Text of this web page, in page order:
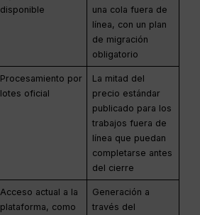
disponible
una cola fuera de
línea, con un plan
de migración
obligatorio
Procesamiento por
lotes oficial
La mitad del
precio estándar
publicado para los
trabajos fuera de
línea que puedan
completarse antes
del cierre
Acceso actual a la
plataforma, como
Generación a
través del